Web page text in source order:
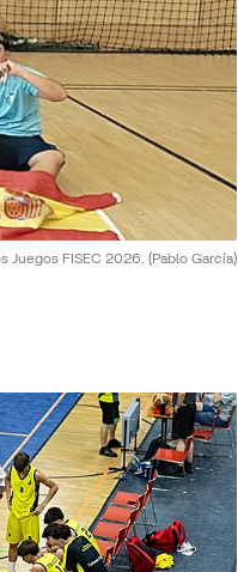
Juegos FISEC 2026. (Pablo García)